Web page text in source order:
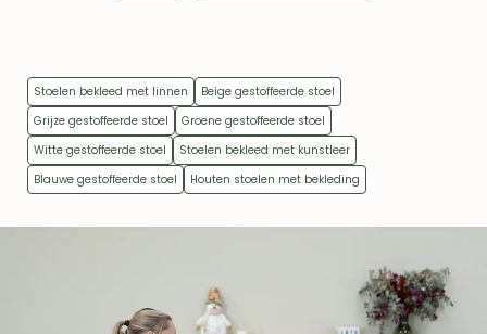
Stoelen bekleed met linnen
Beige gestoffeerde stoel
Grijze gestoffeerde stoel
Groene gestoffeerde stoel
Witte gestoffeerde stoel
Stoelen bekleed met kunstleer
Blauwe gestoffeerde stoel
Houten stoelen met bekleding